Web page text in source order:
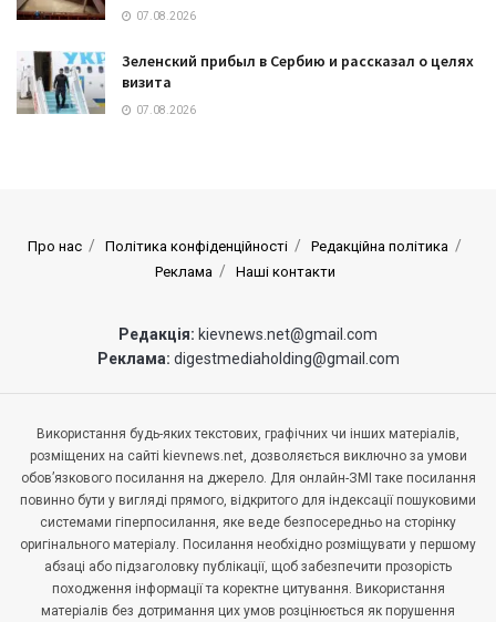
07.08.2026
Зеленский прибыл в Сербию и рассказал о целях
визита
07.08.2026
Про нас Політика конфіденційності
Редакційна політика
Реклама
Наші контакти
Редакція: kievnews.net@gmail.com
Реклама: digestmediaholding@gmail.com
Використання будь-яких текстових, графічних чи інших матеріалів,
розміщених на сайті kievnews.net, дозволяється виключно за умови
обов’язкового посилання на джерело. Для онлайн-ЗМІ таке посилання
повинно бути у вигляді прямого, відкритого для індексації пошуковими
системами гіперпосилання, яке веде безпосередньо на сторінку
оригінального матеріалу. Посилання необхідно розміщувати у першому
абзаці або підзаголовку публікації, щоб забезпечити прозорість
походження інформації та коректне цитування. Використання
матеріалів без дотримання цих умов розцінюється як порушення